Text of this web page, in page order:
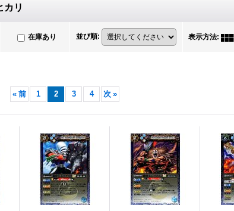
カリ
在庫あり 並び順: 表示方法:
« 前 1 2 3 4 次 »